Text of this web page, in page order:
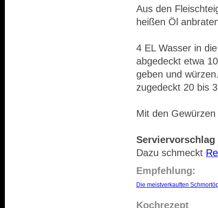
Aus den
heißen Öl
4 EL Wasser in
abgedeckt etwa
geben und
zugedeckt 20 bis
Mit den
Serviervorschlag
Dazu schmeckt
Empfehlung:
Die meistverkauften
Kochrezept